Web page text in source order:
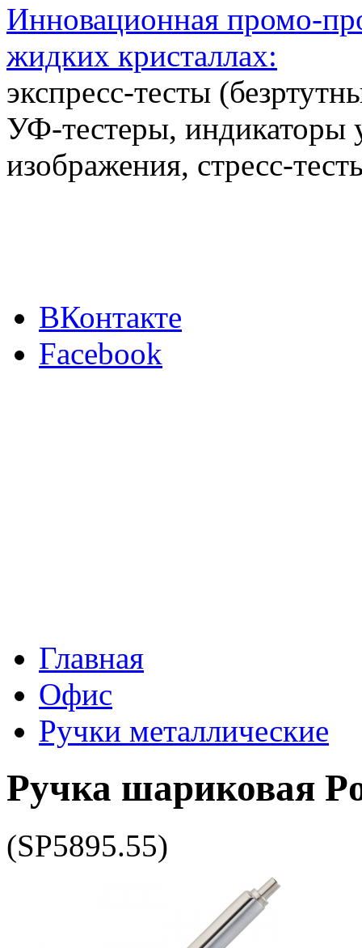
Инновационная промо-
жидких кристаллах:
экспресс-тесты
УФ-тестеры, индикаторы
изображения, стресс-
ВКонтакте
Facebook
Главная
Офис
Ручки металлические
Ручка шариковая
(SP5895.55)